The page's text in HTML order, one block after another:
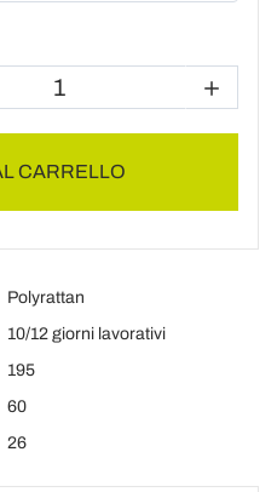
CARRELLO
Polyrattan
10/12 giorni lavorativi
195
60
26